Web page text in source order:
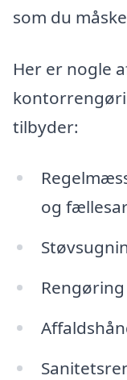
som du
Her er nogle
tilbyder:
og